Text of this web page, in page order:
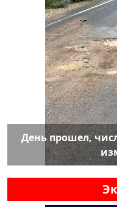
День прошел,